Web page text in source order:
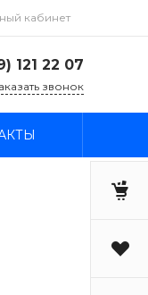
кабинет
121 22 07
звонок